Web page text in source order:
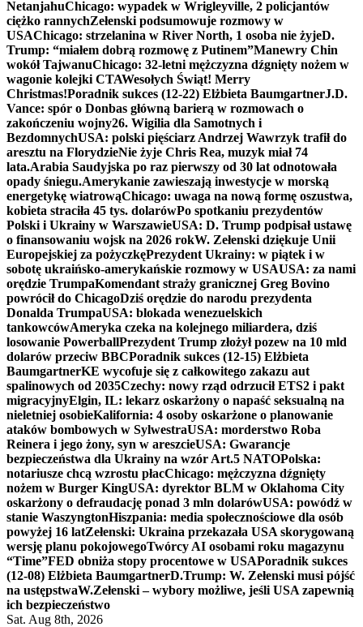
NetanjahuChicago: wypadek w Wrigleyville, 2 policjantów
ciężko rannychZełenski podsumowuje rozmowy w
USAChicago: strzelanina w River North, 1 osoba nie żyjeD.
Trump: “miałem dobrą rozmowę z Putinem”Manewry Chin
wokół TajwanuChicago: 32-letni mężczyzna dźgnięty nożem w
wagonie kolejki CTAWesołych Świąt! Merry
Christmas!Poradnik sukces (12-22) Elżbieta BaumgartnerJ.D.
Vance: spór o Donbas główną barierą w rozmowach o
zakończeniu wojny26. Wigilia dla Samotnych i
BezdomnychUSA: polski pięściarz Andrzej Wawrzyk trafił do
aresztu na FlorydzieNie żyje Chris Rea, muzyk miał 74
lata.Arabia Saudyjska po raz pierwszy od 30 lat odnotowała
opady śniegu.Amerykanie zawieszają inwestycje w morską
energetykę wiatrowąChicago: uwaga na nową formę oszustwa,
kobieta straciła 45 tys. dolarówPo spotkaniu prezydentów
Polski i Ukrainy w WarszawieUSA: D. Trump podpisał ustawę
o finansowaniu wojsk na 2026 rokW. Zełenski dziękuje Unii
Europejskiej za pożyczkęPrezydent Ukrainy: w piątek i w
sobotę ukraińsko-amerykańskie rozmowy w USAUSA: za nami
orędzie TrumpaKomendant straży granicznej Greg Bovino
powrócił do ChicagoDziś orędzie do narodu prezydenta
Donalda TrumpaUSA: blokada wenezuelskich
tankowcówAmeryka czeka na kolejnego miliardera, dziś
losowanie PowerballPrezydent Trump złożył pozew na 10 mld
dolarów przeciw BBCPoradnik sukces (12-15) Elżbieta
BaumgartnerKE wycofuje się z całkowitego zakazu aut
spalinowych od 2035Czechy: nowy rząd odrzucił ETS2 i pakt
migracyjnyElgin, IL: lekarz oskarżony o napaść seksualną na
nieletniej osobieKalifornia: 4 osoby oskarżone o planowanie
ataków bombowych w SylwestraUSA: morderstwo Roba
Reinera i jego żony, syn w areszcieUSA: Gwarancje
bezpieczeństwa dla Ukrainy na wzór Art.5 NATOPolska:
notariusze chcą wzrostu płacChicago: mężczyzna dźgnięty
nożem w Burger KingUSA: dyrektor BLM w Oklahoma City
oskarżony o defraudację ponad 3 mln dolarówUSA: powódź w
stanie WaszyngtonHiszpania: media społecznościowe dla osób
powyżej 16 latZełenski: Ukraina przekazała USA skorygowaną
wersję planu pokojowegoTwórcy AI osobami roku magazynu
“Time”FED obniża stopy procentowe w USAPoradnik sukces
(12-08) Elżbieta BaumgartnerD.Trump: W. Zełenski musi pójść
na ustępstwaW.Zełenski – wybory możliwe, jeśli USA zapewnią
ich bezpieczeństwo
Sat. Aug 8th, 2026